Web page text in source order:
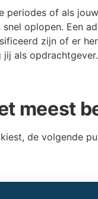
periodes of als
oplopen. Een
zijn of er
als opdrachtgever.
meest
de volgende